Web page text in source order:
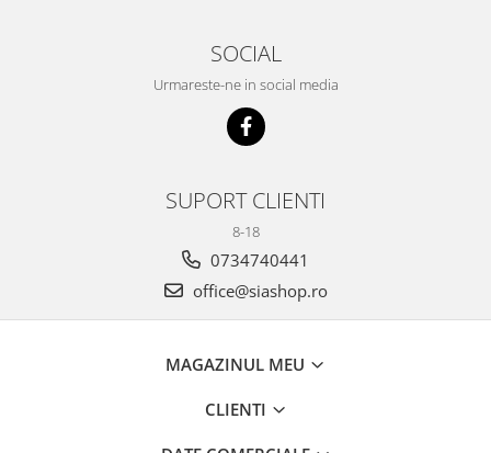
SOCIAL
Urmareste-ne in social media
SUPORT CLIENTI
8-18
0734740441
office@siashop.ro
MAGAZINUL MEU
CLIENTI